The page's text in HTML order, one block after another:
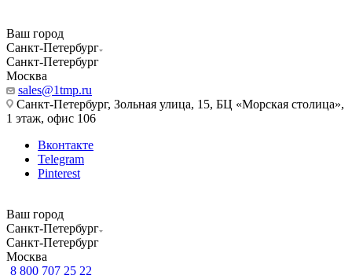
Ваш город
Санкт-Петербург
Санкт-Петербург
Москва
sales@1tmp.ru
Санкт-Петербург, Зольная улица, 15, БЦ «Морская столица»,
1 этаж, офис 106
Вконтакте
Telegram
Pinterest
Ваш город
Санкт-Петербург
Санкт-Петербург
Москва
8 800 707 25 22